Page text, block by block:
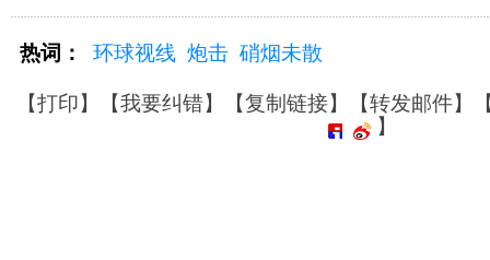
热词： 环球视线 炮击 硝烟未散
【打印】【我要纠错】【复制链接】【转发邮件】
】